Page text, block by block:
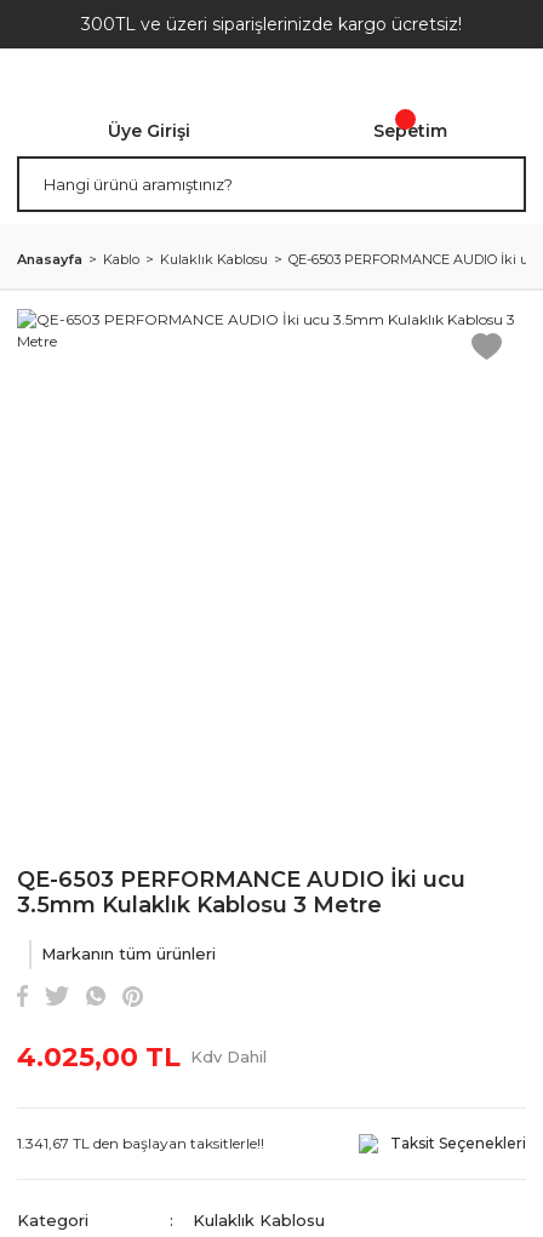
300TL ve üzeri siparişlerinizde kargo ücretsiz!
Üye Girişi Sepetim
Anasayfa Kablo Kulaklık Kablosu QE-6503 PERFORMANCE AUDIO İki
QE-6503 PERFORMANCE AUDIO İki ucu
3.5mm Kulaklık Kablosu 3 Metre
Markanın tüm ürünleri
4.025,00 TL Kdv Dahil
1.341,67 TL den başlayan taksitlerle!! Taksit Seçenekleri
Kategori
Kulaklık Kablosu